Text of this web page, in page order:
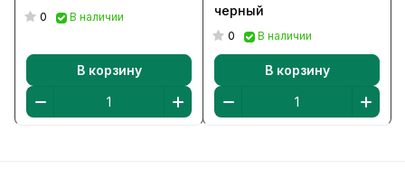
0 В наличии
В корзину
черный
0 В наличии
В корзину